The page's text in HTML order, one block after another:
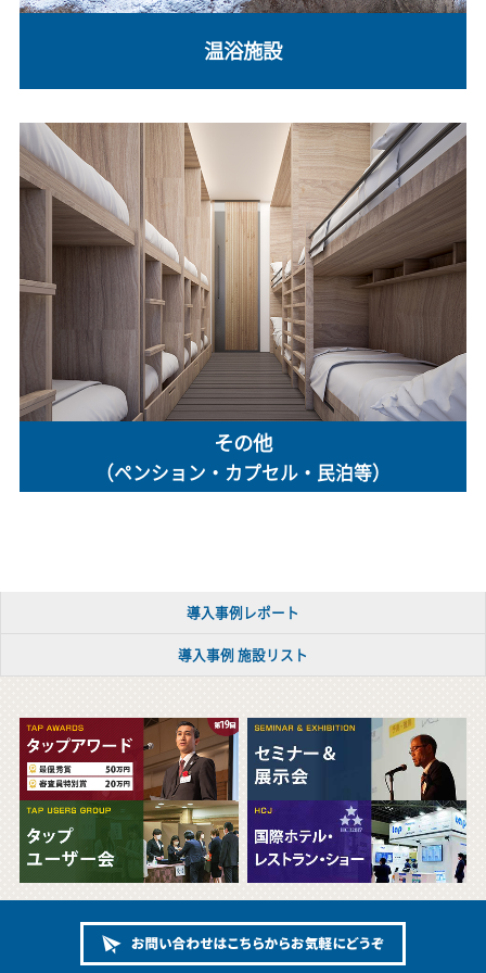
温浴施設
その他
（ペンション・カプセル・民泊等）
導入事例レポート
導入事例 施設リスト